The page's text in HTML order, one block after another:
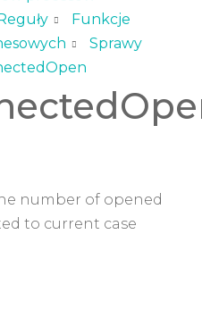
Funkcje
Sprawy
number of opened
to current case